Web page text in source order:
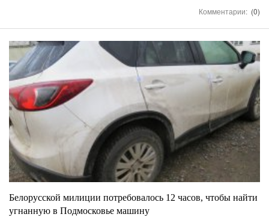
Комментарии: (0)
Белорусской милиции потребовалось 12 часов, чтобы найти
угнанную в Подмосковье машину